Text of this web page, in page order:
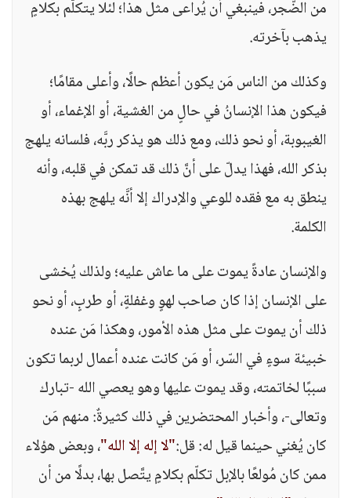
من الضَّجر، فينبغي أن يُراعى مثل هذا؛ لئلا يتكلّم بكلامٍ
يذهب بآخرته.
وكذلك من الناس مَن يكون أعظم حالًا، وأعلى مقامًا؛
فيكون هذا الإنسانُ في حالٍ من الغشية، أو الإغماء، أو
الغيبوبة، أو نحو ذلك، ومع ذلك هو يذكر ربَّه، فلسانه يلهج
بذكر الله، فهذا يدلّ على أنَّ ذلك قد تمكن في قلبه، وأنه
ينطق به مع فقده للوعي والإدراك إلا أنَّه يلهج بهذه
الكلمة.
والإنسان عادةً يموت على ما عاش عليه؛ ولذلك يُخشى
على الإنسان إذا كان صاحب لهوٍ وغفلةٍ، أو طربٍ، أو نحو
ذلك أن يموت على مثل هذه الأمور، وهكذا مَن عنده
خبيئة سوءٍ في السّر، أو مَن كانت عنده أعمال لربما تكون
سببًا لخاتمته، وقد يموت عليها وهو يعصي الله -تبارك
وتعالى-، وأخبار المحتضرين في ذلك كثيرةٌ: منهم مَن
كان يُغني حينما قيل له: قل:"لا إله إلا الله"، وبعض هؤلاء
ممن كان مُولعًا بالإبل تكلّم بكلامٍ يتَّصل بها، بدلًا من أن